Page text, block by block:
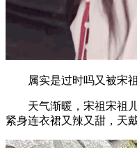
属实是过时吗又被宋祖
天气渐暖，宋祖宋祖儿
紧身连衣裙又辣又甜，天